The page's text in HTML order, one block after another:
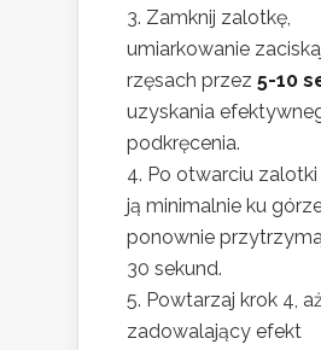
Zamknij zalotkę,
umiarkowanie
rzęsach przez 5-10
uzyskania
podkręcenia.
Po otwarciu
ją minimalnie ku
ponownie
30 sekund.
Powtarzaj krok 4,
zadowalający efekt